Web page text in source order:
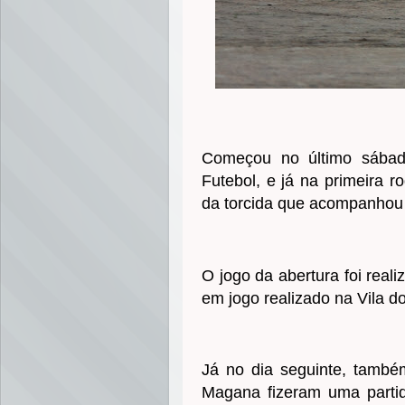
Começou no último
Futebol, e já na primeira
da torcida que
O jogo da abertura foi
em jogo realizado na Vila
Já no dia seguinte,
Magana fizeram uma